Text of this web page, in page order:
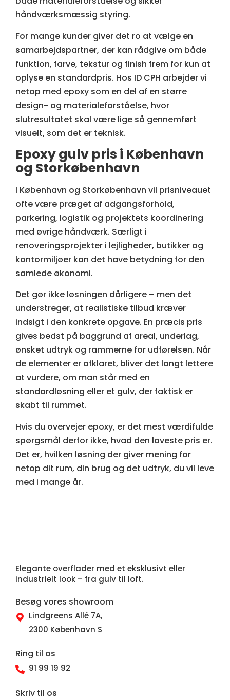
håndværksmæssig styring.
For mange kunder giver det ro at vælge en
samarbejdspartner, der kan rådgive om både
funktion, farve, tekstur og finish frem for kun at
oplyse en standardpris. Hos ID CPH arbejder vi
netop med epoxy som en del af en større
design- og materialeforståelse, hvor
slutresultatet skal være lige så gennemført
visuelt, som det er teknisk.
Epoxy gulv pris i København
og Storkøbenhavn
I København og Storkøbenhavn vil prisniveauet
ofte være præget af adgangsforhold,
parkering, logistik og projektets koordinering
med øvrige håndværk. Særligt i
renoveringsprojekter i lejligheder, butikker og
kontormiljøer kan det have betydning for den
samlede økonomi.
Det gør ikke løsningen dårligere – men det
understreger, at realistiske tilbud kræver
indsigt i den konkrete opgave. En præcis pris
gives bedst på baggrund af areal, underlag,
ønsket udtryk og rammerne for udførelsen. Når
de elementer er afklaret, bliver det langt lettere
at vurdere, om man står med en
standardløsning eller et gulv, der faktisk er
skabt til rummet.
Hvis du overvejer epoxy, er det mest værdifulde
spørgsmål derfor ikke, hvad den laveste pris er.
Det er, hvilken løsning der giver mening for
netop dit rum, din brug og det udtryk, du vil leve
med i mange år.
Elegante overflader med et eksklusivt eller
industrielt look – fra gulv til loft.
Besøg vores showroom
Lindgreens Allé 7A,
2300 København S
Ring til os
91 99 19 92
Skriv til os